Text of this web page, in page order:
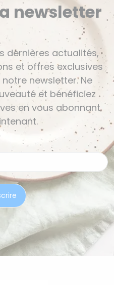
newsletter
dernières actualités,
et offres exclusives
newsletter. Ne
et bénéficiez
en vous abonnant